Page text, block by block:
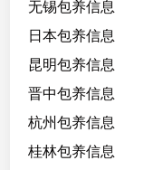
无锡包养信息
日本包养信息
昆明包养信息
晋中包养信息
杭州包养信息
桂林包养信息